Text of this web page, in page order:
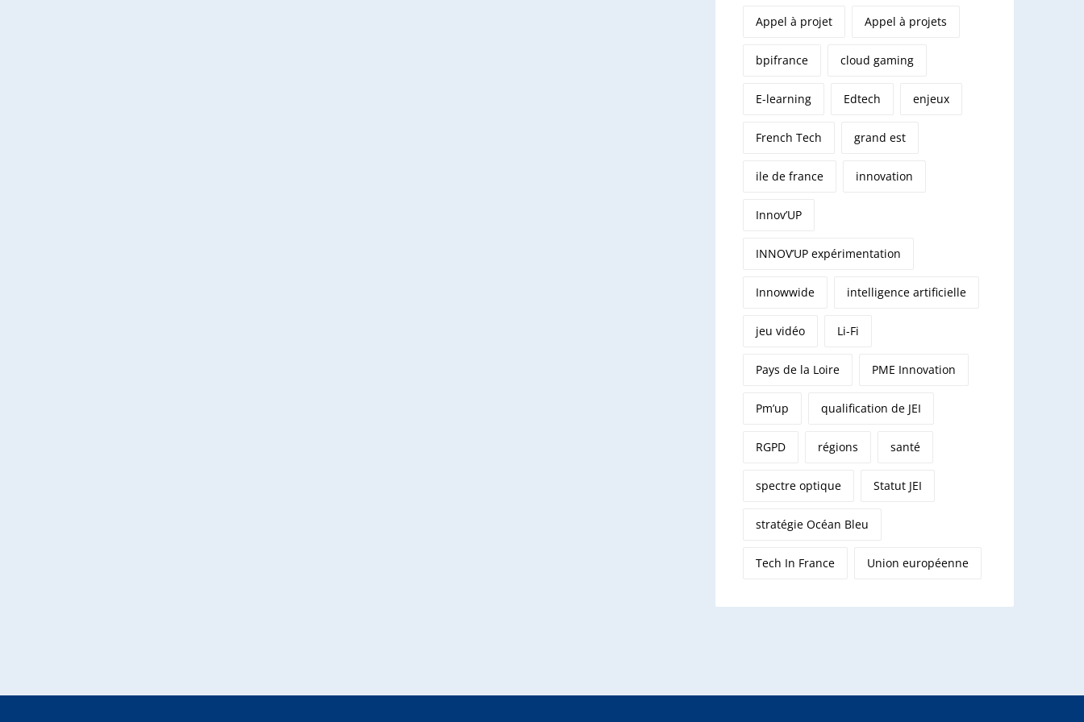
Appel à projet Appel à projets
bpifrance cloud gaming
E-learning Edtech enjeux
French Tech grand est
ile de france innovation
Innov’UP
INNOV’UP expérimentation
Innowwide intelligence artificielle
jeu vidéo Li-Fi
Pays de la Loire PME Innovation
Pm’up qualification de JEI
RGPD régions santé
spectre optique Statut JEI
stratégie Océan Bleu
Tech In France Union européenne